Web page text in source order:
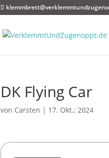
DK Flying Car
von Carsten | 17. Okt.; 2024